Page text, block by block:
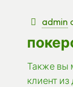
admin
Также вы
клиент из